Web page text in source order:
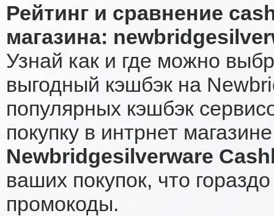
Рейтинг и сравнение
магазина:
Узнай как и где можно
выгодный кэшбэк на
популярных кэшбэк
покупку в интрнет
Newbridgesilverware
ваших покупок, что
промокоды.